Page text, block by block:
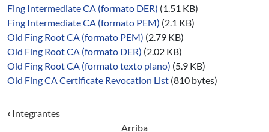
Fing Intermediate CA (formato DER) (1.51 KB)
Fing Intermediate CA (formato PEM) (2.1 KB)
Old Fing Root CA (formato PEM) (2.79 KB)
Old Fing Root CA (formato DER) (2.02 KB)
Old Fing Root CA (formato texto plano) (5.9 KB)
Old Fing CA Certificate Revocation List (810 bytes)
‹ Integrantes
Arriba